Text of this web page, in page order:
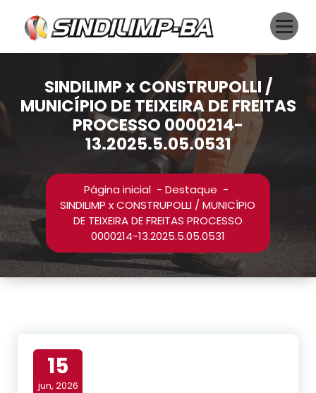
conteúdo
SINDILIMP x CONSTRUPOLLI /
MUNICÍPIO DE TEIXEIRA DE FREITAS
PROCESSO 0000214-
13.2025.5.05.0531
Página inicial -Destaque -
SINDILIMP x CONSTRUPOLLI / MUNICÍPIO
DE TEIXEIRA DE FREITAS PROCESSO
0000214-13.2025.5.05.0531
15
jun, 2026